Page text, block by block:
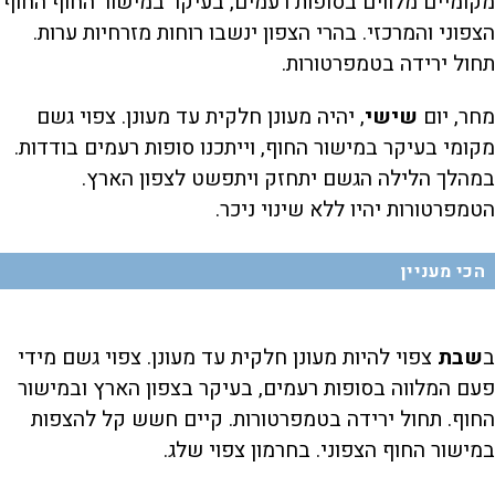
הצפוני והמרכזי. בהרי הצפון ינשבו רוחות מזרחיות ערות.
תחול ירידה בטמפרטורות.
מחר, יום שישי, יהיה מעונן חלקית עד מעונן. צפוי גשם
מקומי בעיקר במישור החוף, וייתכנו סופות רעמים בודדות.
במהלך הלילה הגשם יתחזק ויתפשט לצפון הארץ.
הטמפרטורות יהיו ללא שינוי ניכר.
הכי מעניין
בשבת צפוי להיות מעונן חלקית עד מעונן. צפוי גשם מידי
פעם המלווה בסופות רעמים, בעיקר בצפון הארץ ובמישור
החוף. תחול ירידה בטמפרטורות. קיים חשש קל להצפות
במישור החוף הצפוני. בחרמון צפוי שלג.